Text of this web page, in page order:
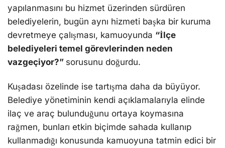
yapılanmasını bu hizmet üzerinden sürdüren
belediyelerin, bugün aynı hizmeti başka bir kuruma
devretmeye çalışması, kamuoyunda “İlçe
belediyeleri temel görevlerinden neden
vazgeçiyor?” sorusunu doğurdu.
Kuşadası özelinde ise tartışma daha da büyüyor.
Belediye yönetiminin kendi açıklamalarıyla elinde
ilaç ve araç bulunduğunu ortaya koymasına
rağmen, bunları etkin biçimde sahada kullanıp
kullanmadığı konusunda kamuoyuna tatmin edici bir